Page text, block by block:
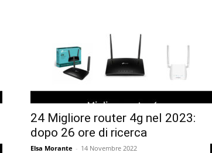
24 Migliore router 4g nel 2023:
dopo 26 ore di ricerca
Elsa Morante - 14 Novembre 2022